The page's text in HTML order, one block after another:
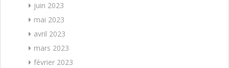
juin 2023
mai 2023
avril 2023
mars 2023
février 2023